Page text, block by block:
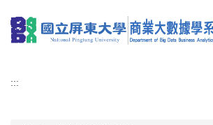
到
主
容
:::